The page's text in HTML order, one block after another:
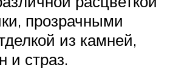
прозрачными
из камней,
и страз.